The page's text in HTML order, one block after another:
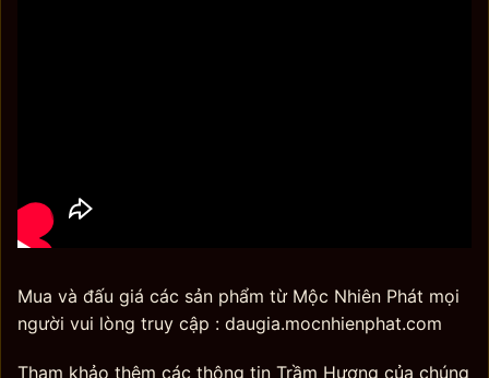
Mua và đấu giá các sản phẩm từ Mộc Nhiên Phát mọi
người vui lòng truy cập : daugia.mocnhienphat.com
Tham khảo thêm các thông tin Trầm Hương của chúng